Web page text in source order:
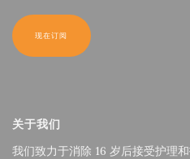
关于我们
我们致力于消除 16 岁后接受护理